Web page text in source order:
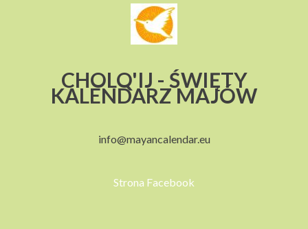
CHOLQ'IJ - ŚWIĘTY
KALENDARZ MAJÓW
info@mayancalendar.eu
Strona Facebook